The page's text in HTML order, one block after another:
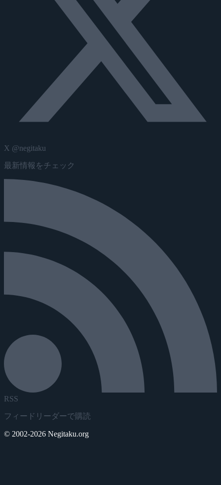
X @negitaku
最新情報をチェック
RSS
フィードリーダーで購読
© 2002-2026 Negitaku.org